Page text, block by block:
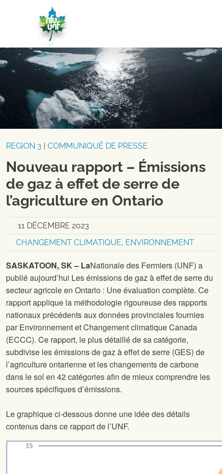
Aller au contenu
REGION 3 COMMUNIQUÉ DE PRESSE
Nouveau rapport – Émissions
de gaz à effet de serre de
l’agriculture en Ontario
11 DÉCEMBRE 2023
CHANGEMENT CLIMATIQUE, ENVIRONNEMENT
SASKATOON, SK – LaNationale des Fermiers (UNF) a
publié aujourd’hui Les émissions de gaz à effet de serre du
secteur agricole en Ontario : Une évaluation complète. Ce
rapport applique la méthodologie rigoureuse des rapports
nationaux précédents aux données provinciales fournies
par Environnement et Changement climatique Canada
(ECCC). Ce rapport, le plus détaillé de sa catégorie,
subdivise les émissions de gaz à effet de serre (GES) de
l’agriculture ontarienne et les changements de carbone
dans le sol en 42 catégories afin de mieux comprendre les
sources spécifiques d’émissions.
Le graphique ci-dessous donne une idée des détails
contenus dans ce rapport de l’UNF.